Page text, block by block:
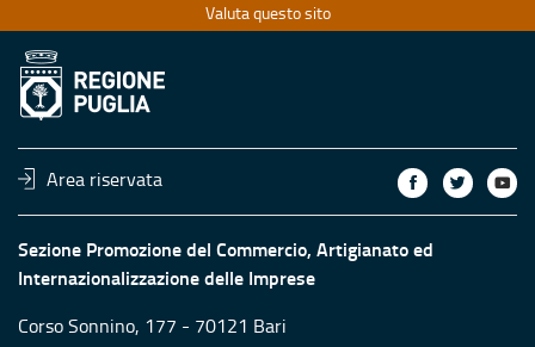
Valuta questo sito
Area riservata
Sezione Promozione del Commercio, Artigianato ed
Internazionalizzazione delle Imprese
Corso Sonnino, 177 - 70121 Bari